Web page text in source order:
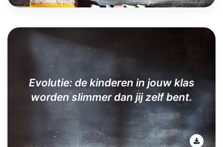
Evolutie: de kinderen in jouw klas
worden slimmer dan jij zelf bent.